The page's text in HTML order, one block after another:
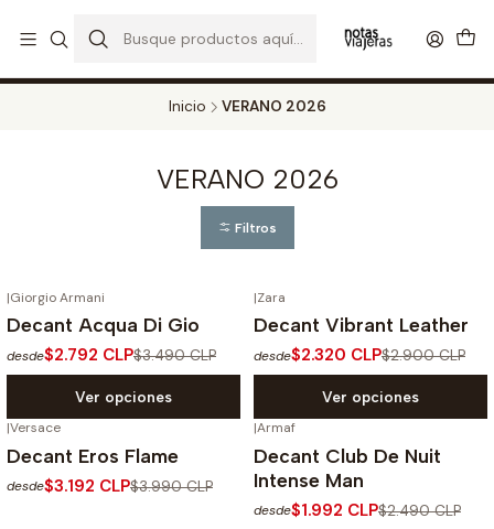
TODOS LOS DECANTS
Inicio VERANO 2026
VERANO 2026
Filtros
-20% OFF
|Giorgio Armani
Decant Acqua Di Gio
desde$2.792 CLP$3.490 CLP
Ver opciones
-20%
|Zara
Decant Vibrant Leather
desde$2.320 CLP$2.900 CLP
Ver opciones
|Versace
Decant Eros Flame
desde$3.192 CLP$3.990 CLP
|Armaf
Decant Club De Nuit
Intense Man
desde$1.992 CLP$2.490 CLP